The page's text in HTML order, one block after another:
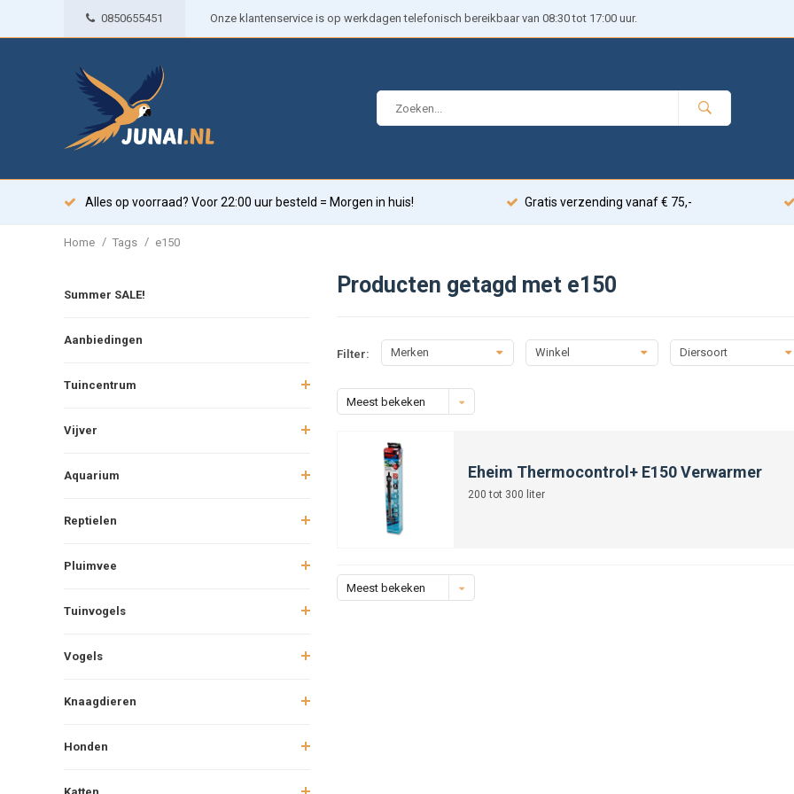
0850655451 Onze klantenservice is op werkdagen telefonisch bereikbaar van 08:30 tot 17:00 uur.
Alles op voorraad? Voor 22:00 uur besteld = Morgen in huis! Gratis verzending vanaf € 75,-
Home / Tags / e150
Summer SALE!
Aanbiedingen
Tuincentrum
Vijver
Aquarium
Reptielen
Pluimvee
Tuinvogels
Vogels
Knaagdieren
Honden
Producten getagd met e150
Filter: Merken Winkel Diersoort
Meest bekeken
Eheim Thermocontrol+ E150 Verwarmer
200 tot 300 liter
Meest bekeken